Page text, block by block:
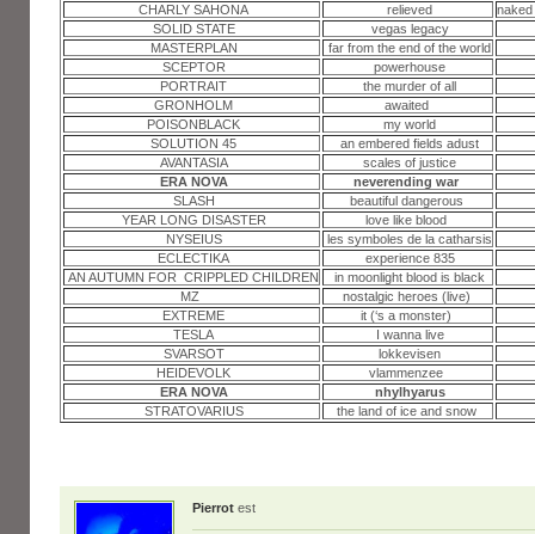
CHARLY SAHONA
relieved
SOLID STATE
vegas legacy
MASTERPLAN
far from the end of the world
SCEPTOR
powerhouse
PORTRAIT
the murder of all
GRONHOLM
awaited
POISONBLACK
my world
SOLUTION 45
an embered fields adust
AVANTASIA
scales of justice
ERA NOVA
neverending war
SLASH
beautiful dangerous
YEAR LONG DISASTER
love like blood
NYSEIUS
les symboles de la catharsis
ECLECTIKA
experience 835
AN AUTUMN FOR CRIPPLED CHILDREN
in moonlight blood is black
MZ
nostalgic heroes (live)
EXTREME
it (‘s a monster)
TESLA
I wanna live
SVARSOT
lokkevisen
HEIDEVOLK
vlammenzee
ERA NOVA
nhylhyarus
STRATOVARIUS
the land of ice and snow
Pierrot est